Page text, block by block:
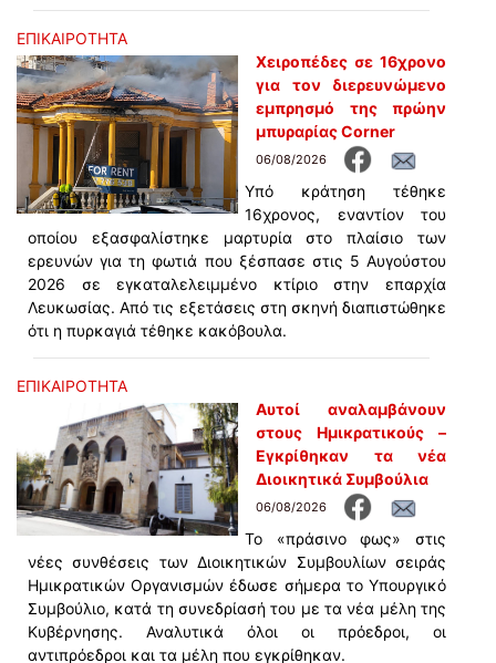
ΕΠΙΚΑΙΡΟΤΗΤΑ
Χειροπέδες σε 16χρονο
για τον διερευνώμενο
εμπρησμό της πρώην
μπυραρίας Corner
06/08/2026
Υπό κράτηση τέθηκε
16χρονος, εναντίον του
οποίου εξασφαλίστηκε μαρτυρία στο πλαίσιο των
ερευνών για τη φωτιά που ξέσπασε στις 5 Αυγούστου
2026 σε εγκαταλελειμμένο κτίριο στην επαρχία
Λευκωσίας. Από τις εξετάσεις στη σκηνή διαπιστώθηκε
ότι η πυρκαγιά τέθηκε κακόβουλα.
ΕΠΙΚΑΙΡΟΤΗΤΑ
Αυτοί αναλαμβάνουν
στους Ημικρατικούς –
Εγκρίθηκαν τα νέα
Διοικητικά Συμβούλια
06/08/2026
Το «πράσινο φως» στις
νέες συνθέσεις των Διοικητικών Συμβουλίων σειράς
Ημικρατικών Οργανισμών έδωσε σήμερα το Υπουργικό
Συμβούλιο, κατά τη συνεδρίασή του με τα νέα μέλη της
Κυβέρνησης. Αναλυτικά όλοι οι πρόεδροι, οι
αντιπρόεδροι και τα μέλη που εγκρίθηκαν.